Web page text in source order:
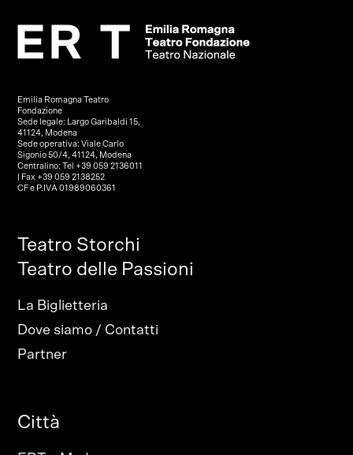
Emilia Romagna Teatro
Fondazione
Sede legale: Largo Garibaldi 15,
41124, Modena
Sede operativa: Viale Carlo
Sigonio 50/4, 41124, Modena
Centralino: Tel +39 059 2136011
| Fax +39 059 2138252
CF e P.IVA 01989060361
Teatro Storchi
Teatro delle Passioni
La Biglietteria
Dove siamo / Contatti
Partner
Città